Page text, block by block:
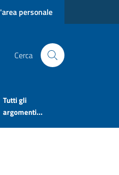
personale
Cerca
Tutti gli
argomenti...